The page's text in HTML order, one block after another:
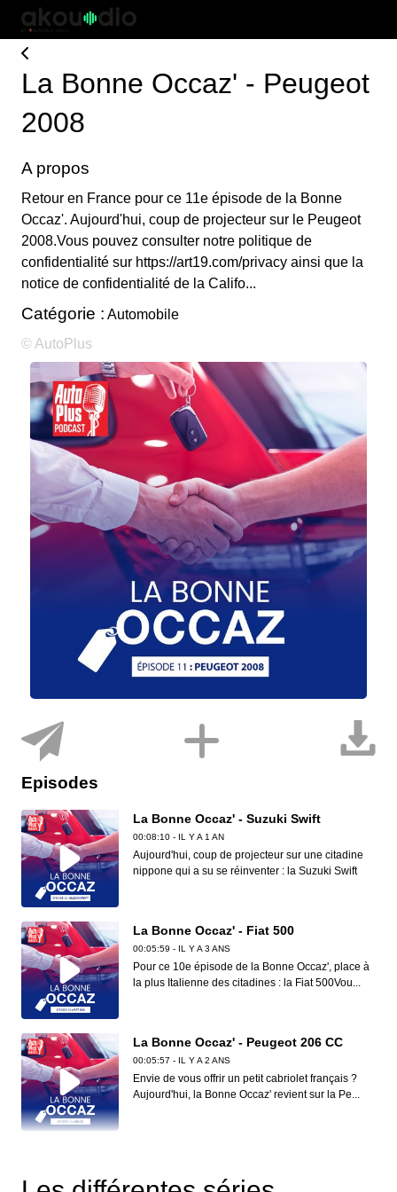
La Bonne Occaz' - Peugeot
2008
A propos
Retour en France pour ce 11e épisode de la Bonne
Occaz'. Aujourd'hui, coup de projecteur sur le Peugeot
2008.Vous pouvez consulter notre politique de
confidentialité sur https://art19.com/privacy ainsi que la
notice de confidentialité de la Califo...
Catégorie : Automobile
© AutoPlus
Episodes
La Bonne Occaz' - Suzuki Swift
00:08:10 - IL Y A 1 AN
Aujourd'hui, coup de projecteur sur une citadine
nippone qui a su se réinventer : la Suzuki Swift
La Bonne Occaz' - Fiat 500
00:05:59 - IL Y A 3 ANS
Pour ce 10e épisode de la Bonne Occaz', place à
la plus Italienne des citadines : la Fiat 500Vou...
La Bonne Occaz' - Peugeot 206 CC
00:05:57 - IL Y A 2 ANS
Envie de vous offrir un petit cabriolet français ?
Aujourd'hui, la Bonne Occaz' revient sur la Pe...